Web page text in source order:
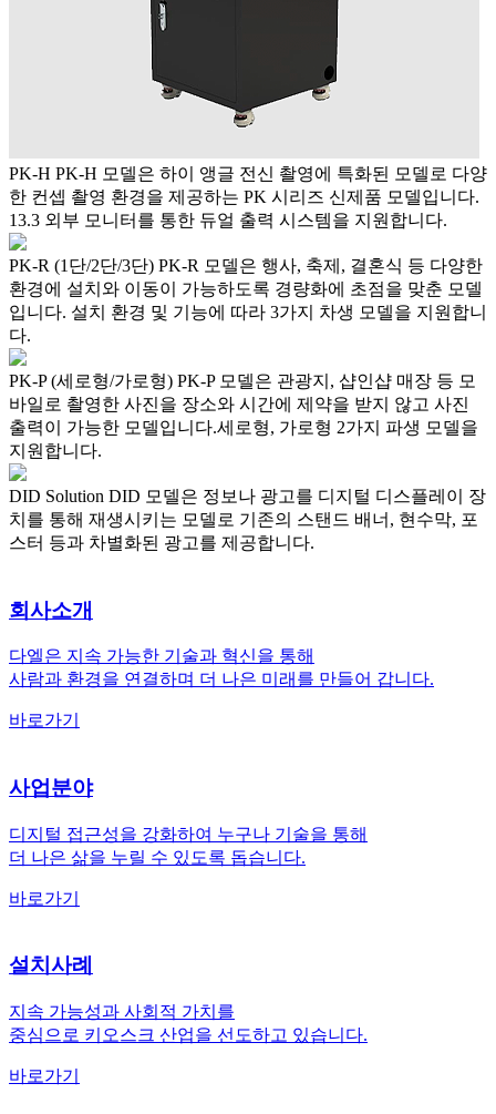
PK-H PK-H 모델은 하이 앵글 전신 촬영에 특화된 모델로 다양
한 컨셉 촬영 환경을 제공하는 PK 시리즈 신제품 모델입니다.
13.3 외부 모니터를 통한 듀얼 출력 시스템을 지원합니다.
PK-R (1단/2단/3단) PK-R 모델은 행사, 축제, 결혼식 등 다양한
환경에 설치와 이동이 가능하도록 경량화에 초점을 맞춘 모델
입니다. 설치 환경 및 기능에 따라 3가지 차생 모델을 지원합니
다.
PK-P (세로형/가로형) PK-P 모델은 관광지, 샵인샵 매장 등 모
바일로 촬영한 사진을 장소와 시간에 제약을 받지 않고 사진
출력이 가능한 모델입니다.세로형, 가로형 2가지 파생 모델을
지원합니다.
DID Solution DID 모델은 정보나 광고를 디지털 디스플레이 장
치를 통해 재생시키는 모델로 기존의 스탠드 배너, 현수막, 포
스터 등과 차별화된 광고를 제공합니다.
회사소개
다엘은 지속 가능한 기술과 혁신을 통해
사람과 환경을 연결하며 더 나은 미래를 만들어 갑니다.
바로가기
사업분야
디지털 접근성을 강화하여 누구나 기술을 통해
더 나은 삶을 누릴 수 있도록 돕습니다.
바로가기
설치사례
지속 가능성과 사회적 가치를
중심으로 키오스크 산업을 선도하고 있습니다.
바로가기